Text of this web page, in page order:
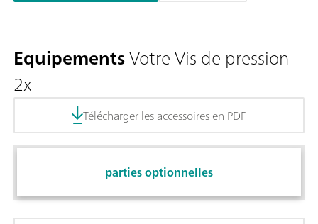
EquipementsVotre Vis de pression
2x
Télécharger les accessoires en PDF
parties optionnelles